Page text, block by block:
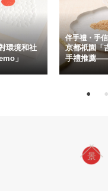
環境和社
」
伴手禮・手信
京都祇園「
手禮推薦